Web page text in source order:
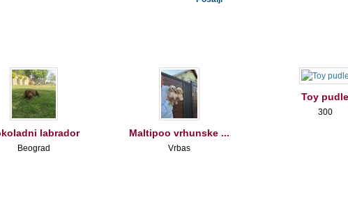
labrador
Beograd
Maltipoo vrhunske ...
Vrbas
Toy pudle
300